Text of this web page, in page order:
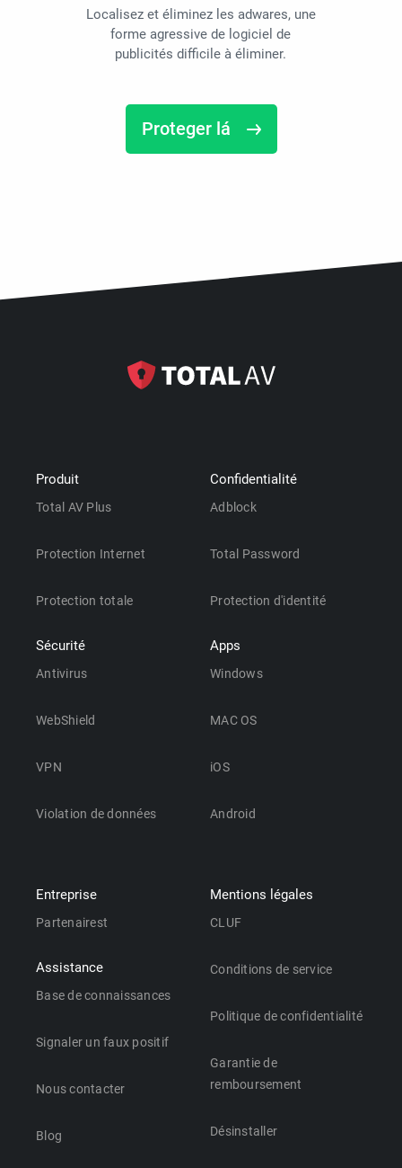
Localisez et éliminez les adwares, une
forme agressive de logiciel de
publicités difficile à éliminer.
Proteger lá
Produit
Total AV Plus
Protection Internet
Protection totale
Sécurité
Antivirus
WebShield
VPN
Violation de données
Confidentialité
Adblock
Total Password
Protection d'identité
Apps
Windows
MAC OS
iOS
Android
Entreprise
Partenairest
Assistance
Base de connaissances
Signaler un faux positif
Nous contacter
Blog
Mentions légales
CLUF
Conditions de service
Politique de confidentialité
Garantie de
remboursement
Désinstaller